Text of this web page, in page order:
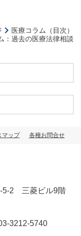
医療コラム（目次）
：過去の医療法律相談
マップ 各種お問合せ
5-2 三菱ビル9階
3212-5740